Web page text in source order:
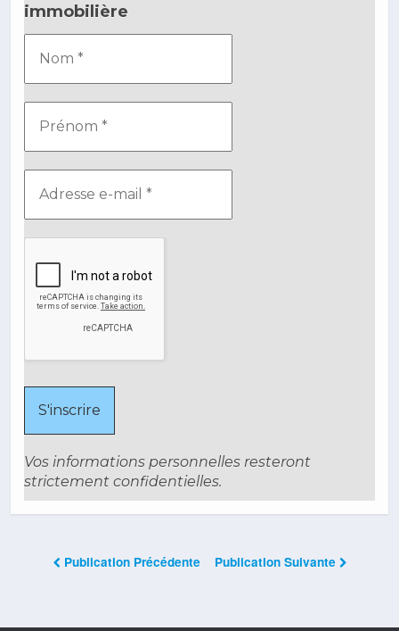
immobilière
Vos informations personnelles resteront
strictement confidentielles.
Publication Précédente Publication Suivante